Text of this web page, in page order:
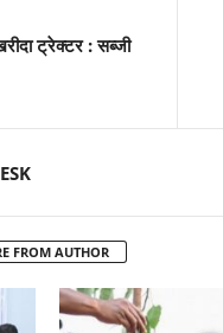
ट्रेक्टर : सब्जी
FROM AUTHOR